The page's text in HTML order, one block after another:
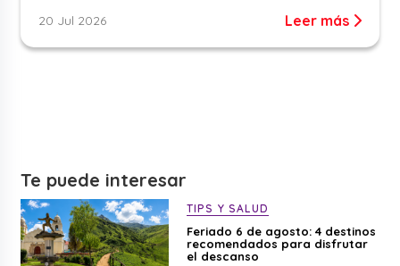
20 Jul 2026 Leer más
Te puede interesar
TIPS Y SALUD
Feriado 6 de agosto: 4 destinos
recomendados para disfrutar
el descanso